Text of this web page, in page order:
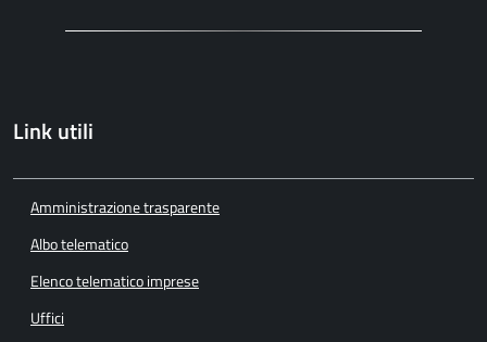
Link utili
Amministrazione trasparente
Albo telematico
Elenco telematico imprese
Uffici